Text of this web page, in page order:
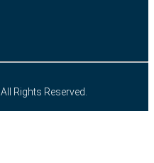
| All Rights Reserved.